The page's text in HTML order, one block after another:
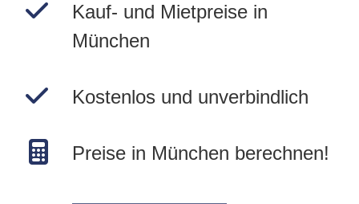
Kauf- und Mietpreise in
München
Kostenlos und unverbindlich
Preise in München berechnen!